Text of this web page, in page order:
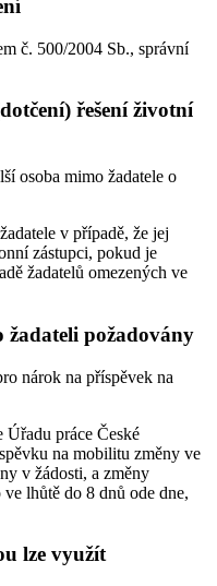
č. 500/2004 Sb., správní
řešení životní
osoba mimo žadatele o
v případě, že jej
zástupci, pokud je
žadatelů omezených ve
žadateli požadovány
nárok na příspěvek na
Úřadu práce České
na mobilitu změny ve
v žádosti, a změny
lhůtě do 8 dnů ode dne,
lze využít